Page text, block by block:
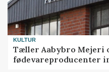
KULTUR
Tæller Aabybro Mejeri
fødevareproducenter